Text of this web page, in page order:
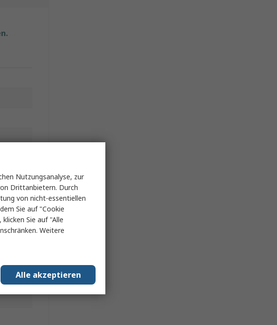
Nutzungsanalyse, zur
Drittanbietern. Durch
von nicht-essentiellen
Sie auf "Cookie
Sie auf "Alle
Weitere
Alle akzeptieren